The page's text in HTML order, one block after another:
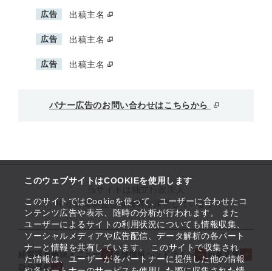
このウェブサイトはCOOKIEを使用します
このサイトではCookieを使って、ユーザーに合わせたコ
ンテンツ広告や表示、随時の分析が行われます。 また
ユーザーによるサイトの利用状況についても情報収集、
ソーシャルメディアや広告配信、データ解析の各パート
ナーと情報を共有しています。 このサイトで収集され
た情報は、ユーザーが各パートナーに提供した他の情報
広告 出稿主名
広告 出稿主名
広告 出稿主名
バナー広告のお問い合わせはこちらから
中小企業基盤整備機構が運営しています
経営課題解決メニュー 支援情報ヘッドライン
起業支援
取組事例